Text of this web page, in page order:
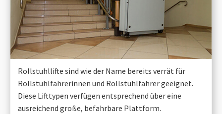
Rollstuhllifte sind wie der Name bereits verrät für
Rollstuhlfahrerinnen und Rollstuhlfahrer geeignet.
Diese Lifttypen verfügen entsprechend über eine
ausreichend große, befahrbare Plattform.